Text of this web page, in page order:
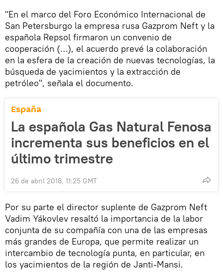
"En el marco del Foro Económico Internacional de
San Petersburgo la empresa rusa Gazprom Neft y la
española Repsol firmaron un convenio de
cooperación (…), el acuerdo prevé la colaboración
en la esfera de la creación de nuevas tecnologías, la
búsqueda de yacimientos y la extracción de
petróleo", señala el documento.
España
La española Gas Natural Fenosa
incrementa sus beneficios en el
último trimestre
26 de abril 2018, 11:25 GMT
Por su parte el director suplente de Gazprom Neft
Vadim Yákovlev resaltó la importancia de la labor
conjunta de su compañía con una de las empresas
más grandes de Europa, que permite realizar un
intercambio de tecnología punta, en particular, en
los yacimientos de la región de Janti-Mansi.